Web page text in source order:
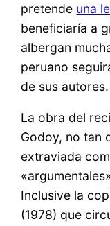
pretende una
beneficiaría a
albergan
peruano
de sus autores.
La obra del
Godoy, no tan
extraviada
Inclusive la
(1978) que